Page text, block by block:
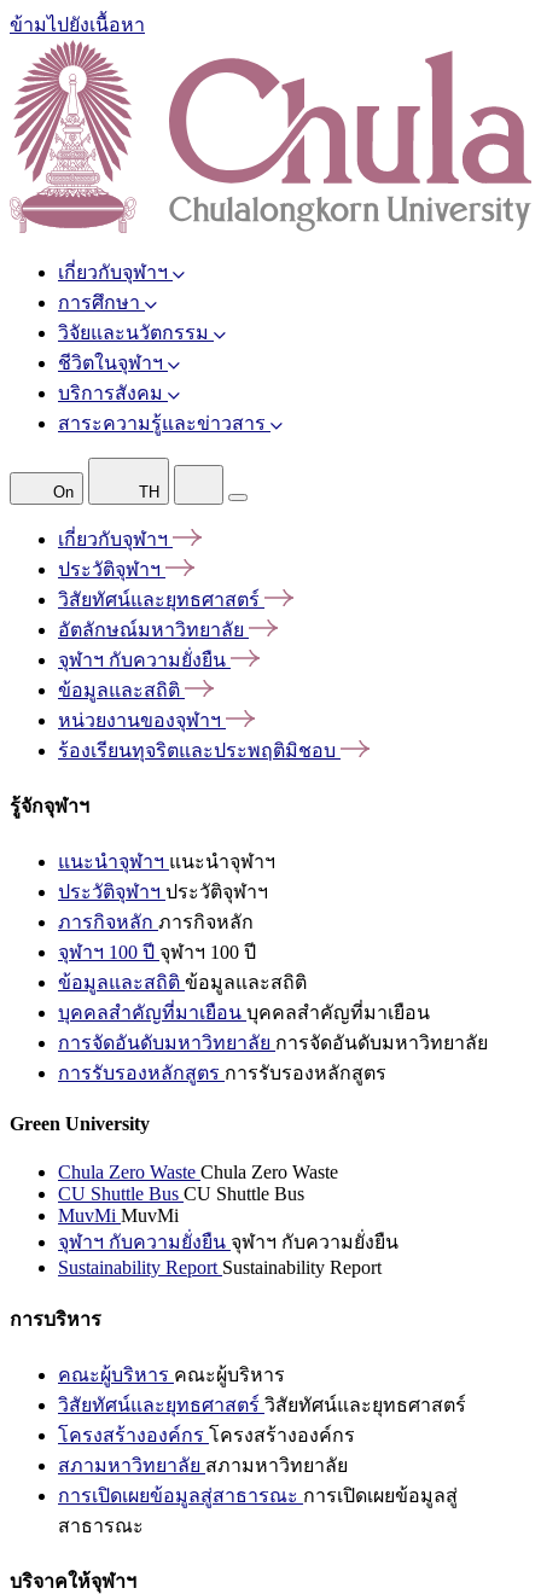
ข้ามไปยังเนื้อหา
เกี่ยวกับจุฬาฯ
การศึกษา
วิจัยและนวัตกรรม
ชีวิตในจุฬาฯ
บริการสังคม
สาระความรู้และข่าวสาร
On TH
เกี่ยวกับจุฬาฯ
ประวัติจุฬาฯ
วิสัยทัศน์และยุทธศาสตร์
อัตลักษณ์มหาวิทยาลัย
จุฬาฯ กับความยั่งยืน
ข้อมูลและสถิติ
หน่วยงานของจุฬาฯ
ร้องเรียนทุจริตและประพฤติมิชอบ
รู้จักจุฬาฯ
แนะนำจุฬาฯ แนะนำจุฬาฯ
ประวัติจุฬาฯ ประวัติจุฬาฯ
ภารกิจหลัก ภารกิจหลัก
จุฬาฯ 100 ปี จุฬาฯ 100 ปี
ข้อมูลและสถิติ ข้อมูลและสถิติ
บุคคลสำคัญที่มาเยือน บุคคลสำคัญที่มาเยือน
การจัดอันดับมหาวิทยาลัย การจัดอันดับมหาวิทยาลัย
การรับรองหลักสูตร การรับรองหลักสูตร
Green University
Chula Zero Waste Chula Zero Waste
CU Shuttle Bus CU Shuttle Bus
MuvMi MuvMi
จุฬาฯ กับความยั่งยืน จุฬาฯ กับความยั่งยืน
Sustainability Report Sustainability Report
การบริหาร
คณะผู้บริหาร คณะผู้บริหาร
วิสัยทัศน์และยุทธศาสตร์ วิสัยทัศน์และยุทธศาสตร์
โครงสร้างองค์กร โครงสร้างองค์กร
สภามหาวิทยาลัย สภามหาวิทยาลัย
การเปิดเผยข้อมูลสู่สาธารณะ การเปิดเผยข้อมูลสู่
สาธารณะ
บริจาคให้จุฬาฯ